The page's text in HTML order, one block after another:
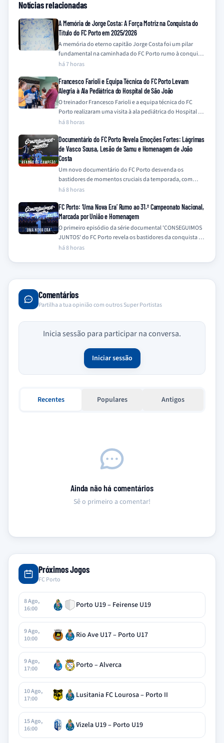
Notícias relacionadas
A Memória de Jorge Costa: A Força Motriz na Conquista do
Título do FC Porto em 2025/2026
A memória do eterno capitão Jorge Costa foi um pilar
fundamental na caminhada do FC Porto rumo à conquista
do título da…
há 7 horas
Francesco Farioli e Equipa Técnica do FC Porto Levam
Alegria à Ala Pediátrica do Hospital de São João
O treinador Francesco Farioli e a equipa técnica do FC
Porto realizaram uma visita à ala pediátrica do Hospital de
São João,…
há 8 horas
Documentário do FC Porto Revela Emoções Fortes: Lágrimas
de Vasco Sousa, Lesão de Samu e Homenagem de João
Costa
Um novo documentário do FC Porto desvenda os
bastidores de momentos cruciais da temporada, com
destaque para a emotiva recuperação de Vasco…
há 8 horas
FC Porto: ‘Uma Nova Era’ Rumo ao 31.º Campeonato Nacional,
Marcada por União e Homenagem
O primeiro episódio da série documental 'CONSEGUIMOS
JUNTOS' do FC Porto revela os bastidores da conquista do
31.º Campeonato Nacional na época…
há 8 horas
Comentários
Partilha a tua opinião com outros Super Portistas
Inicia sessão para participar na conversa.
Iniciar sessão
Recentes Populares Antigos
Ainda não há comentários
Sê o primeiro a comentar!
Próximos Jogos
FC Porto
8 Ago,
16:00
Porto U19 – Feirense U19
9 Ago,
10:00
Rio Ave U17 – Porto U17
9 Ago,
17:00
Porto – Alverca
10 Ago,
17:00
Lusitania FC Lourosa – Porto II
15 Ago,
16:00
Vizela U19 – Porto U19